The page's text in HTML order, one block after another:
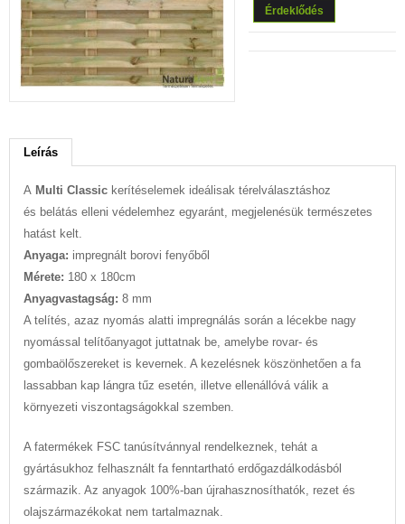
Érdeklődés
Leírás
A Multi Classic kerítéselemek ideálisak térelválasztáshoz
és belátás elleni védelemhez egyaránt, megjelenésük természetes
hatást kelt.
Anyaga: impregnált borovi fenyőből
Mérete: 180 x 180cm
Anyagvastagság: 8 mm
A telítés, azaz nyomás alatti impregnálás során a lécekbe nagy
nyomással telítőanyagot juttatnak be, amelybe rovar- és
gombaölőszereket is kevernek. A kezelésnek köszönhetően a fa
lassabban kap lángra tűz esetén, illetve ellenállóvá válik a
környezeti viszontagságokkal szemben.
A fatermékek FSC tanúsítvánnyal rendelkeznek, tehát a
gyártásukhoz felhasznált fa fenntartható erdőgazdálkodásból
származik. Az anyagok 100%-ban újrahasznosíthatók, rezet és
olajszármazékokat nem tartalmaznak.